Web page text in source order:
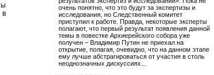
в
очень понятно, что это будут за экспертизы и
исследования, но Следственный комитет
приступил к работе. Правда, некоторые эксперты
полагают, что первый результат появления данной
темы в повестке Архиерейского собора уже
получен – Владимир Путин не приехал на
открытие, полагая, очевидно, что на данном этапе
ему лучше абстрагироваться от участия в столь
неоднозначных дискуссиях...